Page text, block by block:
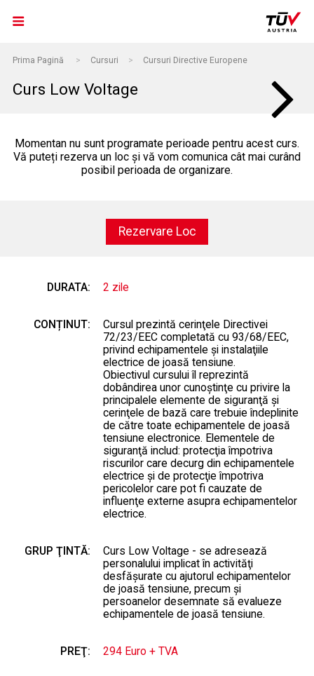
Prima Pagină > Cursuri > Cursuri Directive Europene
Curs Low Voltage
Momentan nu sunt programate perioade pentru acest curs.
Vă puteți rezerva un loc și vă vom comunica cât mai curând
posibil perioada de organizare.
Rezervare Loc
DURATA: 2 zile
CONȚINUT:
Cursul prezintă cerinţele Directivei
72/23/EEC completată cu 93/68/EEC,
privind echipamentele şi instalaţiile
electrice de joasă tensiune.
Obiectivul cursului îl reprezintă
dobândirea unor cunoştinţe cu privire la
principalele elemente de siguranţă şi
cerinţele de bază care trebuie îndeplinite
de către toate echipamentele de joasă
tensiune electronice. Elementele de
siguranţă includ: protecţia împotriva
riscurilor care decurg din echipamentele
electrice şi de protecţie împotriva
pericolelor care pot fi cauzate de
influenţe externe asupra echipamentelor
electrice.
GRUP ŢINTĂ:
Curs Low Voltage - se adresează
personalului implicat în activităţi
desfăşurate cu ajutorul echipamentelor
de joasă tensiune, precum şi
persoanelor desemnate să evalueze
echipamentele de joasă tensiune.
PREŢ: 294 Euro + TVA